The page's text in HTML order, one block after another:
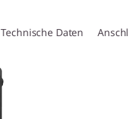
Technische Daten